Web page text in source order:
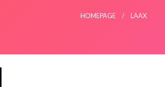
HOMEPAGE LAAX